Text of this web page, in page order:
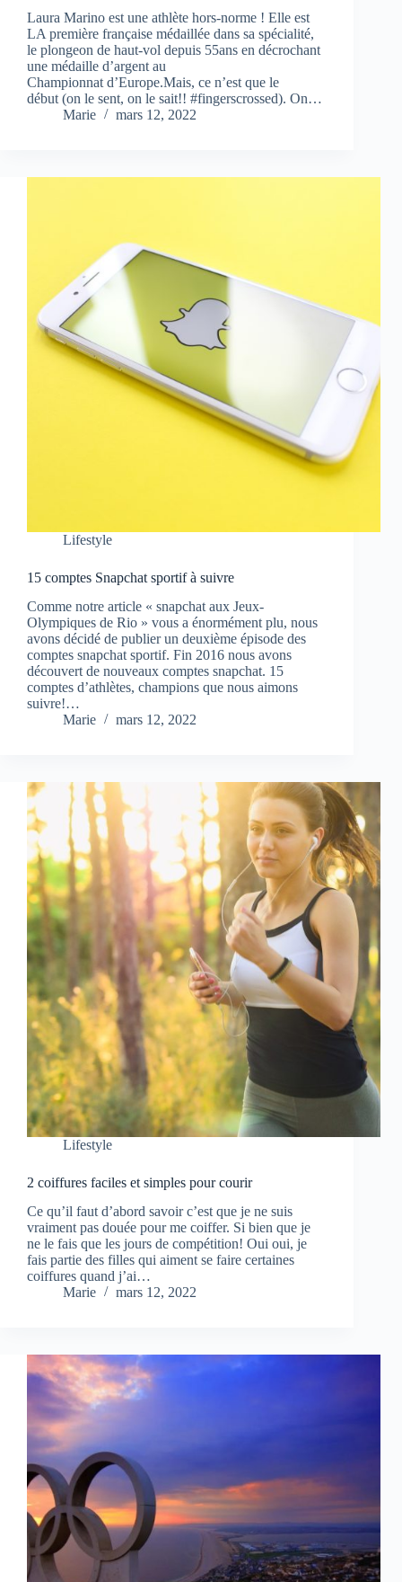
Laura Marino est une athlète hors-norme ! Elle est
LA première française médaillée dans sa spécialité,
le plongeon de haut-vol depuis 55ans en décrochant
une médaille d’argent au
Championnat d’Europe.Mais, ce n’est que le
début (on le sent, on le sait!! #fingerscrossed). On…
Marie
mars 12, 2022
Lifestyle
15 comptes Snapchat sportif à suivre
Comme notre article « snapchat aux Jeux-
Olympiques de Rio » vous a énormément plu, nous
avons décidé de publier un deuxième épisode des
comptes snapchat sportif. Fin 2016 nous avons
découvert de nouveaux comptes snapchat. 15
comptes d’athlètes, champions que nous aimons
suivre!…
Marie
mars 12, 2022
Lifestyle
2 coiffures faciles et simples pour courir
Ce qu’il faut d’abord savoir c’est que je ne suis
vraiment pas douée pour me coiffer. Si bien que je
ne le fais que les jours de compétition! Oui oui, je
fais partie des filles qui aiment se faire certaines
coiffures quand j’ai…
Marie
mars 12, 2022